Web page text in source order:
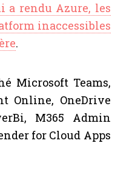
a rendu Azure, les
inaccessibles
.
Microsoft Teams,
Online, OneDrive
M365 Admin
for Cloud Apps